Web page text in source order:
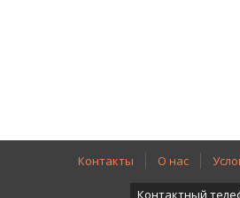
Контакты О нас
Контактный